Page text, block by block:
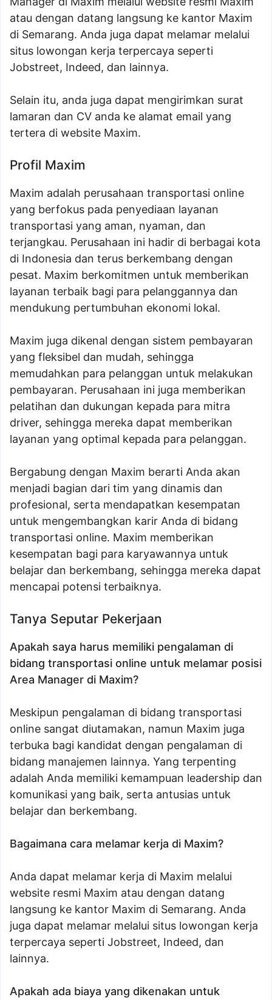
atau dengan datang langsung ke kantor Maxim
di Semarang. Anda juga dapat melamar melalui
situs lowongan kerja terpercaya seperti
Jobstreet, Indeed, dan lainnya.
Selain itu, anda juga dapat mengirimkan surat
lamaran dan CV anda ke alamat email yang
tertera di website Maxim.
Profil Maxim
Maxim adalah perusahaan transportasi online
yang berfokus pada penyediaan layanan
transportasi yang aman, nyaman, dan
terjangkau. Perusahaan ini hadir di berbagai kota
di Indonesia dan terus berkembang dengan
pesat. Maxim berkomitmen untuk memberikan
layanan terbaik bagi para pelanggannya dan
mendukung pertumbuhan ekonomi lokal.
Maxim juga dikenal dengan sistem pembayaran
yang fleksibel dan mudah, sehingga
memudahkan para pelanggan untuk melakukan
pembayaran. Perusahaan ini juga memberikan
pelatihan dan dukungan kepada para mitra
driver, sehingga mereka dapat memberikan
layanan yang optimal kepada para pelanggan.
Bergabung dengan Maxim berarti Anda akan
menjadi bagian dari tim yang dinamis dan
profesional, serta mendapatkan kesempatan
untuk mengembangkan karir Anda di bidang
transportasi online. Maxim memberikan
kesempatan bagi para karyawannya untuk
belajar dan berkembang, sehingga mereka dapat
mencapai potensi terbaiknya.
Tanya Seputar Pekerjaan
Apakah saya harus memiliki pengalaman di
bidang transportasi online untuk melamar posisi
Area Manager di Maxim?
Meskipun pengalaman di bidang transportasi
online sangat diutamakan, namun Maxim juga
terbuka bagi kandidat dengan pengalaman di
bidang manajemen lainnya. Yang terpenting
adalah Anda memiliki kemampuan leadership dan
komunikasi yang baik, serta antusias untuk
belajar dan berkembang.
Bagaimana cara melamar kerja di Maxim?
Anda dapat melamar kerja di Maxim melalui
website resmi Maxim atau dengan datang
langsung ke kantor Maxim di Semarang. Anda
juga dapat melamar melalui situs lowongan kerja
terpercaya seperti Jobstreet, Indeed, dan
lainnya.
Apakah ada biaya yang dikenakan untuk